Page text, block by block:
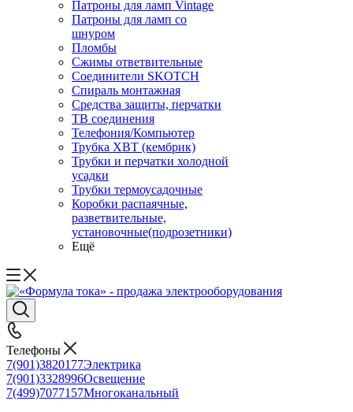
Патроны для ламп Vintage
Патроны для ламп со
шнуром
Пломбы
Сжимы ответвительные
Соединители SKOTCH
Спираль монтажная
Средства защиты, перчатки
ТВ соединения
Телефония/Компьютер
Трубка ХВТ (кембрик)
Трубки и перчатки холодной
усадки
Трубки термоусадочные
Коробки распаячные,
разветвительные,
установочные(подрозетники)
Ещё
Телефоны
7(901)3820177Электрика
7(901)3328996Освещение
7(499)7077157Многоканальный